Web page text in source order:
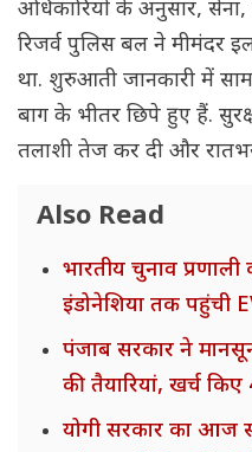
अधिकारियों के अनुसार,
रिजर्व पुलिस बल ने मीमंदर
था. शुरुआती जानकारी में
बाग के भीतर छिपे हुए हैं.
तलाशी तेज कर दी और
Also Read
भारतीय चुनाव
इंडोनेशिया तक पहुंची
पंजाब सरकार ने
की तैयारियां, खर्च
योगी सरकार का आज